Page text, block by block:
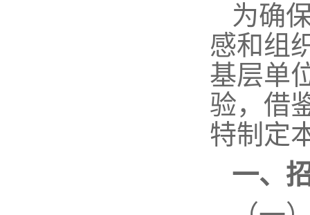
为确
感和组
基层单
验，借
特制定
一、